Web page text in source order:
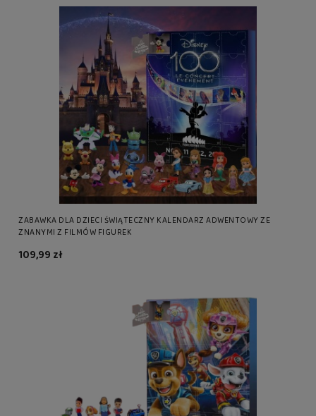
ZABAWKA DLA DZIECI ŚWIĄTECZNY KALENDARZ ADWENTOWY ZE
ZNANYMI Z FILMÓW FIGUREK
109,99 zł